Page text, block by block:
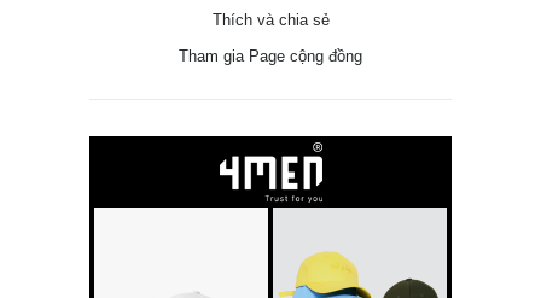
Thích và chia sẻ
Tham gia Page cộng đồng